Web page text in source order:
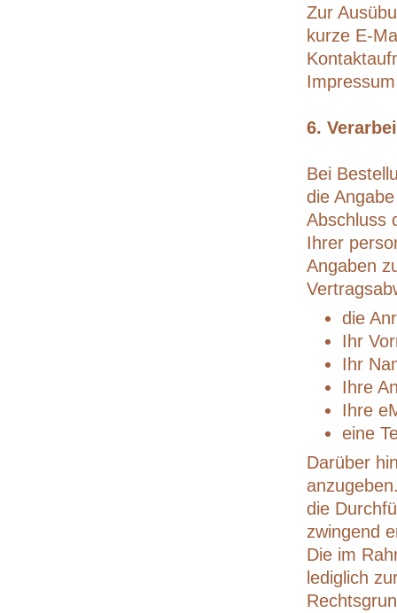
Zur
kurze E-
6.
Bei
die
Abschluss
Ihrer
Angaben
die
Ihr
Ihr
Ihre
Ihre
eine
Darüber
die
zwingend
Die im
lediglich